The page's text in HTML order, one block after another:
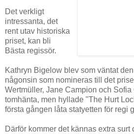
Det verkligt
intressanta, det
rent utav historiska
priset, kan bli
Bästa regissör.
Kathryn Bigelow blev som väntat
någonsin som nomineras till det
Wertmüller, Jane Campion och
tomhänta, men hyllade "The Hurt
första gången låta statyetten för regi
Därför kommer det kännas extra